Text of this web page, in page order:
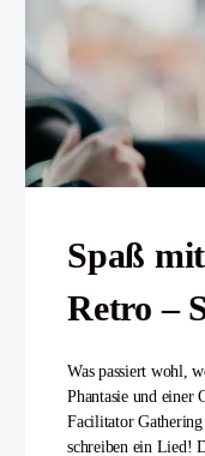
Spaß
Retro –
Was passiert wohl,
Phantasie und einer
Facilitator
schreiben ein Lied!